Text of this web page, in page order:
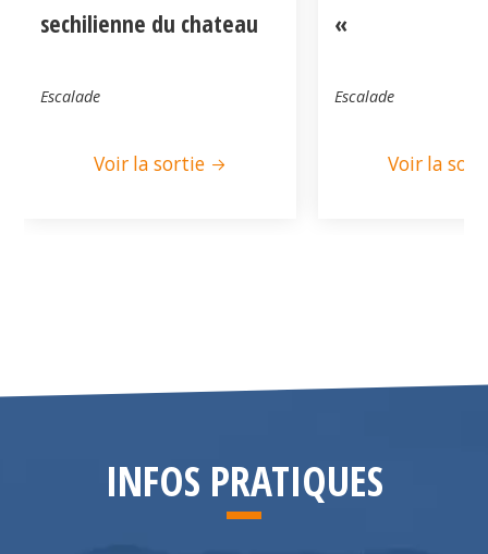
sechilienne du chateau
Escalade
Voir la sortie
«
Escalade
Voir la
INFOS PRATIQUES